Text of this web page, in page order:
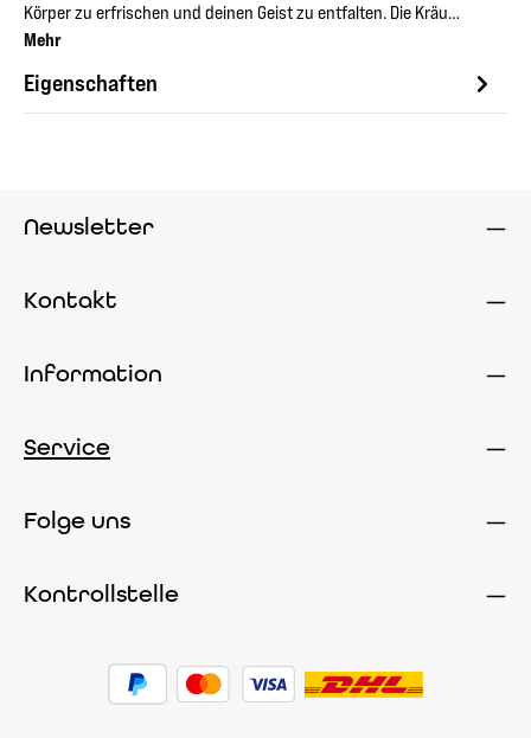
Körper zu erfrischen und deinen Geist zu entfalten. Die Kräu…
Mehr
Eigenschaften
Newsletter
Kontakt
Information
Service
Folge uns
Kontrollstelle